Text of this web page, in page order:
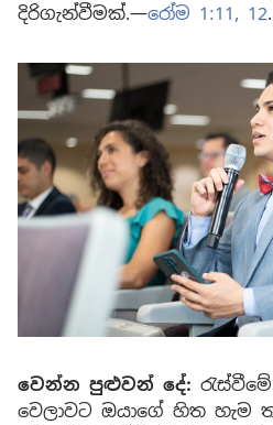
දිරිගැන්වීමක්.—රෝම 1:11, 12.
වෙන්න පුළුවන් දේ:
වෙලාවට ඔයාගේ හිත හැම